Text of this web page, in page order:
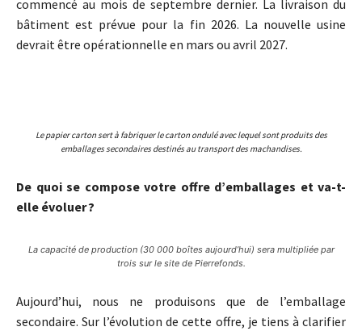
commencé au mois de septembre dernier. La livraison du
bâtiment est prévue pour la fin 2026. La nouvelle usine
devrait être opérationnelle en mars ou avril 2027.
Le papier carton sert à fabriquer le carton ondulé avec lequel sont produits des
emballages secondaires destinés au transport des machandises.
De quoi se compose votre offre d’emballages et va-t-
elle évoluer ?
La capacité de production (30 000 boîtes aujourd’hui) sera multipliée par
trois sur le site de Pierrefonds.
Aujourd’hui, nous ne produisons que de l’emballage
secondaire. Sur l’évolution de cette offre, je tiens à clarifier